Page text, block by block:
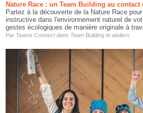
Nature Race : un Team Building au contact
Partez à la découverte de la Nature Race
instructive dans l'environnement naturel de
gestes écologiques de manière originale à
Par Teams Connectdans Team Building et ateliers